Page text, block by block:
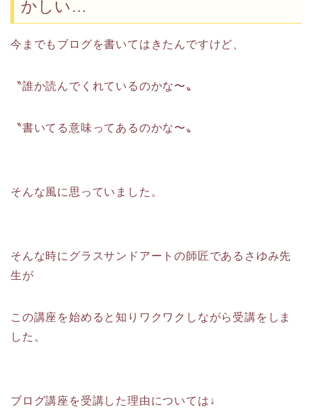
かしい…
今までもブログを書いてはきたんですけど、
〝誰か読んでくれているのかな〜〟
〝書いてる意味ってあるのかな〜〟
そんな風に思っていました。
そんな時にグラスサンドアートの師匠であるさゆみ先
生が
この講座を始めると知りワクワクしながら受講をしま
した。
ブログ講座を受講した理由については↓